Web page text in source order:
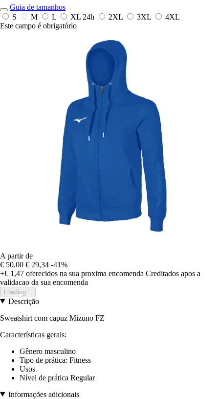
Guia de tamanhos
S
M L XL 24h 2XL 3XL
4XL
Este campo é obrigatório
A partir de
€ 50,00 € 29,34 -41%
+€ 1,47 oferecidos na sua proxima encomenda Creditados apos a
validacao da sua encomenda
Loading...
Descrição
Sweatshirt com capuz Mizuno FZ
Características gerais:
Gênero masculino
Tipo de prática: Fitness
Usos
Nível de prática Regular
Informações adicionais